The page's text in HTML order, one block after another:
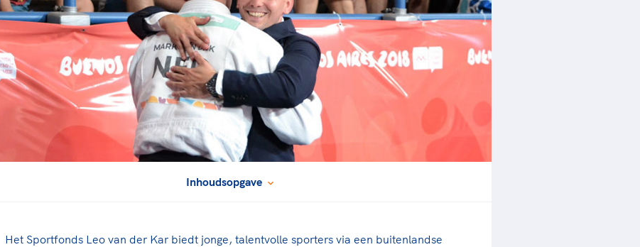
je moeder of de hockeywedstrijd
van je buurjongen.
Lees verder
Lees verder
Inhoudsopgave
Het Sportfonds Leo van der Kar biedt jonge, talentvolle sporters via een buitenlandse